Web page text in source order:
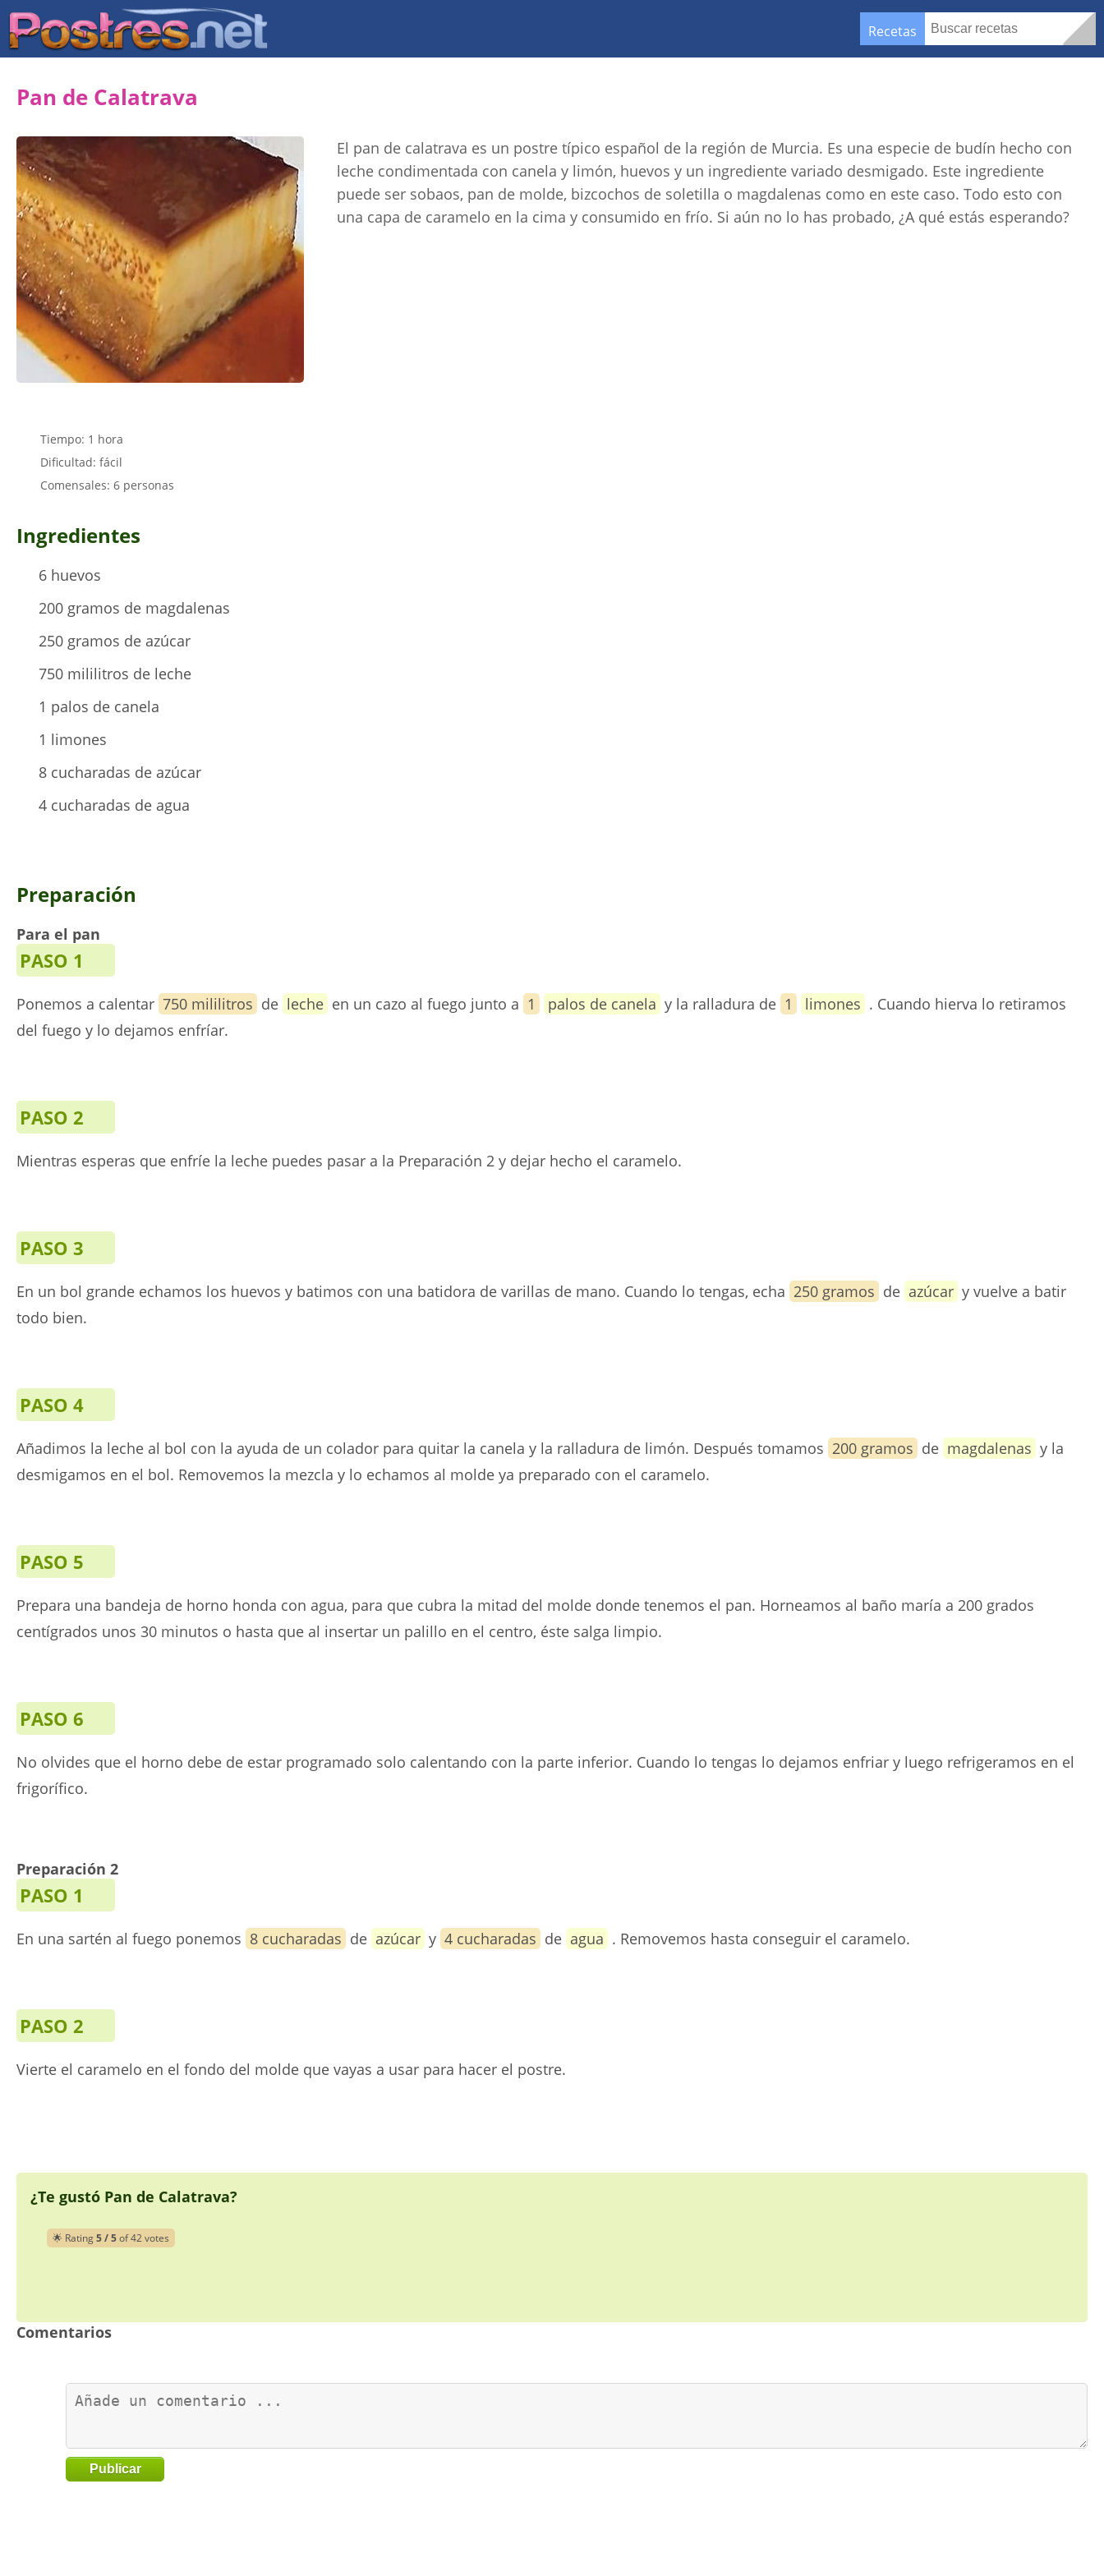
Recetas
Pan de Calatrava
El pan de calatrava es un postre típico español de la región de Murcia. Es una especie de budín hecho con
leche condimentada con canela y limón, huevos y un ingrediente variado desmigado. Este ingrediente
puede ser sobaos, pan de molde, bizcochos de soletilla o magdalenas como en este caso. Todo esto con
una capa de caramelo en la cima y consumido en frío. Si aún no lo has probado, ¿A qué estás esperando?
Tiempo: 1 hora
Dificultad: fácil
Comensales: 6 personas
Ingredientes
6 huevos
200 gramos de magdalenas
250 gramos de azúcar
750 mililitros de leche
1 palos de canela
1 limones
8 cucharadas de azúcar
4 cucharadas de agua
Preparación
Para el pan
PASO 1
Ponemos a calentar 750 mililitros de leche en un cazo al fuego junto a 1 palos de canela y la ralladura de 1 limones . Cuando hierva lo retiramos
del fuego y lo dejamos enfríar.
PASO 2
Mientras esperas que enfríe la leche puedes pasar a la Preparación 2 y dejar hecho el caramelo.
PASO 3
En un bol grande echamos los huevos y batimos con una batidora de varillas de mano. Cuando lo tengas, echa 250 gramos de azúcar y vuelve a batir
todo bien.
PASO 4
Añadimos la leche al bol con la ayuda de un colador para quitar la canela y la ralladura de limón. Después tomamos 200 gramos de magdalenas y la
desmigamos en el bol. Removemos la mezcla y lo echamos al molde ya preparado con el caramelo.
PASO 5
Prepara una bandeja de horno honda con agua, para que cubra la mitad del molde donde tenemos el pan. Horneamos al baño maría a 200 grados
centígrados unos 30 minutos o hasta que al insertar un palillo en el centro, éste salga limpio.
PASO 6
No olvides que el horno debe de estar programado solo calentando con la parte inferior. Cuando lo tengas lo dejamos enfriar y luego refrigeramos en el
frigorífico.
Preparación 2
PASO 1
En una sartén al fuego ponemos 8 cucharadas de azúcar y 4 cucharadas de agua . Removemos hasta conseguir el caramelo.
PASO 2
Vierte el caramelo en el fondo del molde que vayas a usar para hacer el postre.
¿Te gustó Pan de Calatrava?
🌟 Rating5 / 5of 42 votes
Comentarios
Publicar